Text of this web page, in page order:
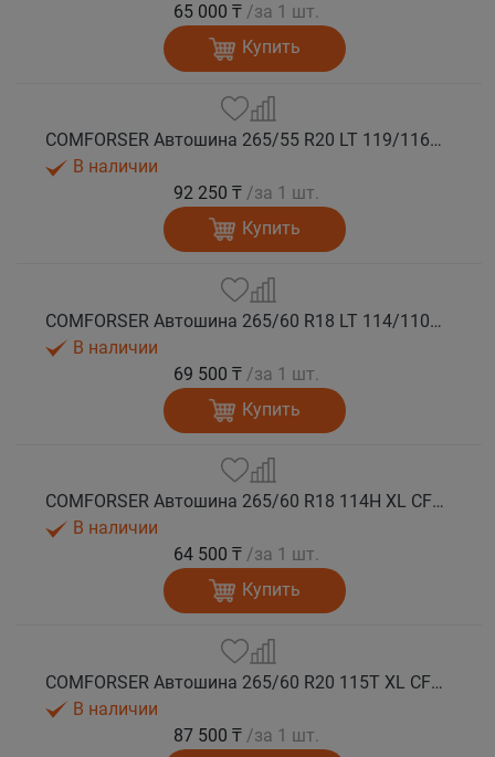
65 000 ₸ /за 1 шт.
Купить
COMFORSER Автошина 265/55 R20 LT 119/116R CF1100 10PR RWL лето
В наличии
92 250 ₸ /за 1 шт.
Купить
COMFORSER Автошина 265/60 R18 LT 114/110S CF1100 8PR RWL лето
В наличии
69 500 ₸ /за 1 шт.
Купить
COMFORSER Автошина 265/60 R18 114H XL CF1100 RWL лето
В наличии
64 500 ₸ /за 1 шт.
Купить
COMFORSER Автошина 265/60 R20 115T XL CF1100 RWL лето
В наличии
87 500 ₸ /за 1 шт.